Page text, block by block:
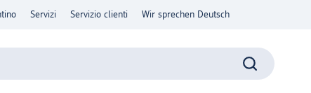
Servizi Servizio clienti Wir sprechen Deutsch